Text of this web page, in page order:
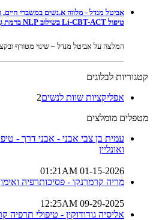
אביטל מנדל - מלווה א.נשים במשברי
טיפול Li-CBT-ACT בשילוב NLP ברמת גן ובאונליין
המלצה על אביטל מנדל – שינוי מטורף
קטגוריות לבלוגים
אפליקציות שוות לנשים2
מטפלים מומלצים
עמית בן צבי אבני - אבני דרך -
ואונליין
01-15-2026 01:21AM
מריה קרמרנקו - פסיכותרפיה
09-29-2025 12:25AM
אליסיה גורודוקין - טיפולי תרפיה